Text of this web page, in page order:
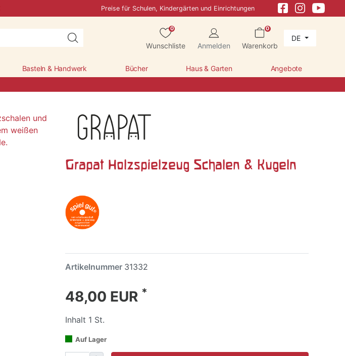
Preise für Schulen, Kindergärten und Einrichtungen
0
Wunschliste Anmelden
0
Warenkorb
DE
Basteln & Handwerk Bücher Haus & Garten Angebote
Grapat Holzspielzeug Schalen & Kugeln
Artikelnummer 31332
48,00 EUR *
Inhalt 1 St.
Auf Lager